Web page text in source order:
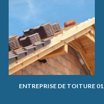
ENTREPRISE DE TOITURE 01